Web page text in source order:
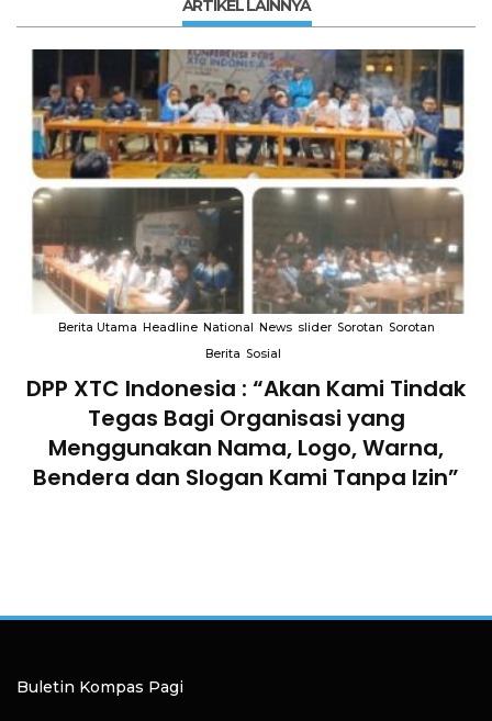
ARTIKEL LAINNYA
Berita Utama Headline National News slider Sorotan Sorotan
Berita Sosial
DPP XTC Indonesia : “Akan Kami Tindak
Tegas Bagi Organisasi yang
Menggunakan Nama, Logo, Warna,
Bendera dan Slogan Kami Tanpa Izin”
Buletin Kompas Pagi